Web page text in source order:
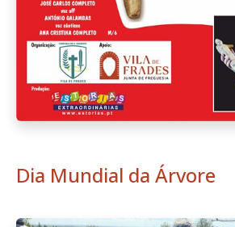
Dia Mundial da Árvore